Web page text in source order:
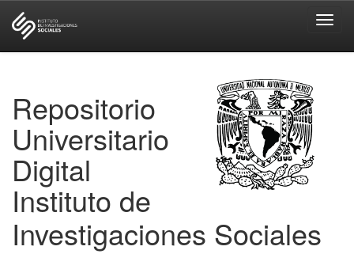
Repositorio
Universitario
Digital
Instituto de
Investigaciones Sociales